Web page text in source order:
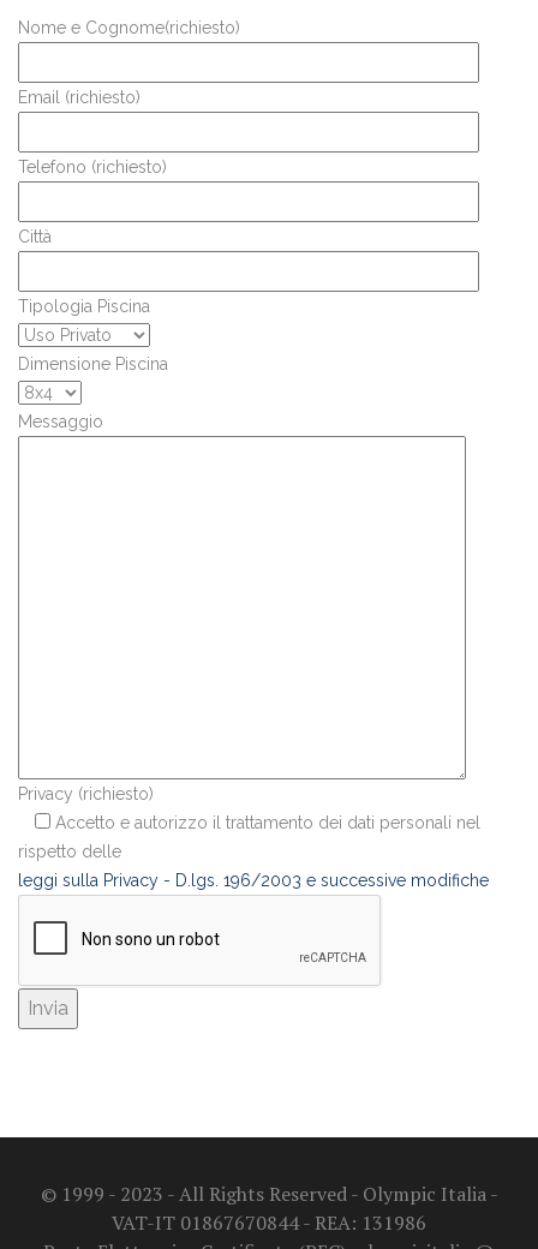
Nome e Cognome(richiesto)
Email (richiesto)
Telefono (richiesto)
Città
Tipologia Piscina
Dimensione Piscina
Messaggio
Privacy (richiesto)
Accetto e autorizzo il trattamento dei dati personali nel
rispetto delle
leggi sulla Privacy - D.lgs. 196/2003 e successive modifiche
© 1999 - 2023 - All Rights Reserved - Olympic Italia -
VAT-IT 01867670844 - REA: 131986